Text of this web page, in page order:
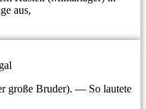
aus,
große Bruder). — So lautete